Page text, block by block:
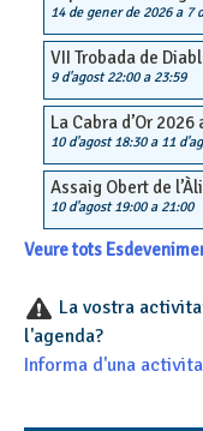
14 de gener de 2026a 7
VII Trobada de
9 d'agost 22:00a 23:59
La Cabra d’Or 2026
10 d'agost 18:30a 11
Assaig Obert de
10 d'agost 19:00a 21:00
Veure tots
La vostra
l'agenda?
Informa d'una